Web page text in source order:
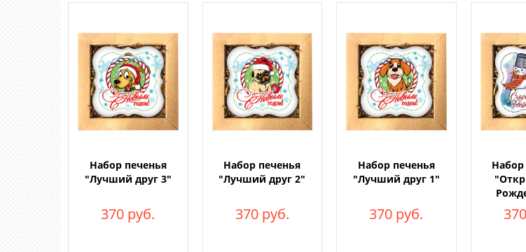
Набор печенья
"Лучший друг 3"
370 руб.
Набор печенья
"Лучший друг 2"
370 руб.
Набор печенья
"Лучший друг 1"
370 руб.
Набор